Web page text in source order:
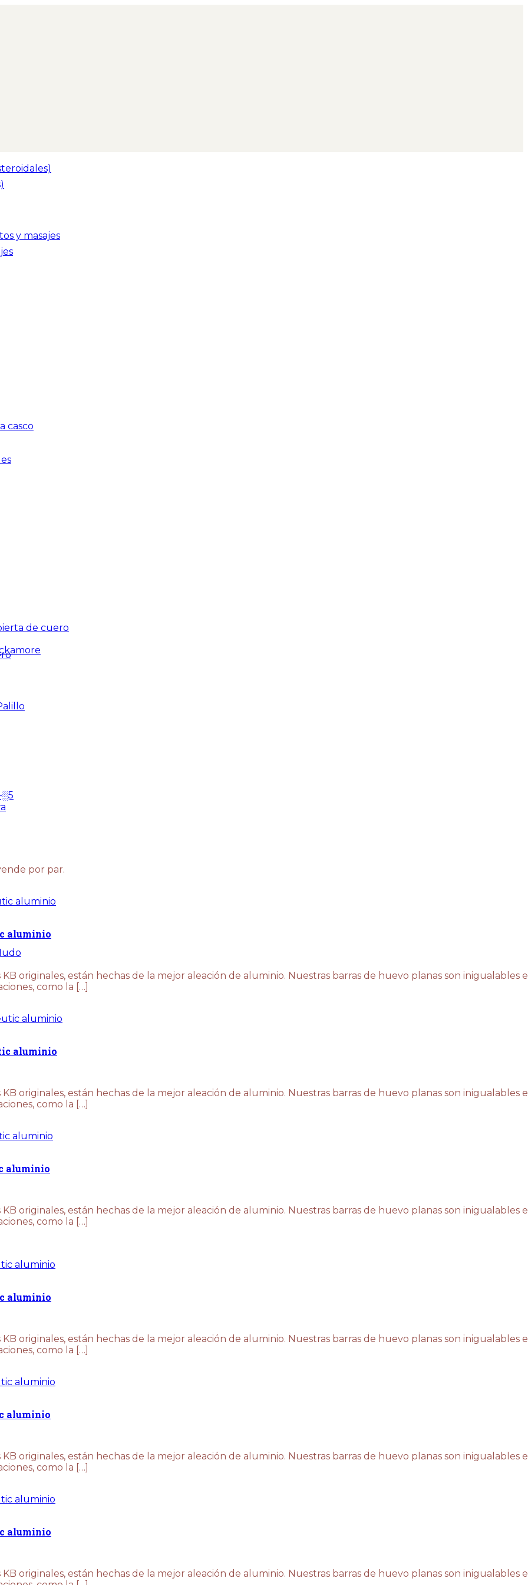
y masajes
casco
de cuero
por par.
aluminio
originales, están hechas de la mejor aleación de aluminio. Nuestras barras de huevo planas son inigualables
como la […]
aluminio
originales, están hechas de la mejor aleación de aluminio. Nuestras barras de huevo planas son inigualables
como la […]
aluminio
originales, están hechas de la mejor aleación de aluminio. Nuestras barras de huevo planas son inigualables
como la […]
aluminio
originales, están hechas de la mejor aleación de aluminio. Nuestras barras de huevo planas son inigualables
como la […]
aluminio
originales, están hechas de la mejor aleación de aluminio. Nuestras barras de huevo planas son inigualables
como la […]
aluminio
originales, están hechas de la mejor aleación de aluminio. Nuestras barras de huevo planas son inigualables